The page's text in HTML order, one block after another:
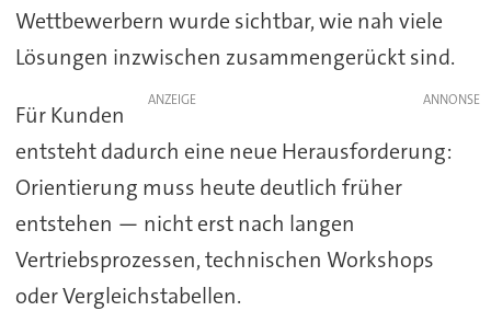
Wettbewerbern wurde sichtbar, wie nah viele
Lösungen inzwischen zusammengerückt sind.
ANZEIGE
Für Kunden
entsteht dadurch eine neue Herausforderung:
Orientierung muss heute deutlich früher
entstehen — nicht erst nach langen
Vertriebsprozessen, technischen Workshops
oder Vergleichstabellen.